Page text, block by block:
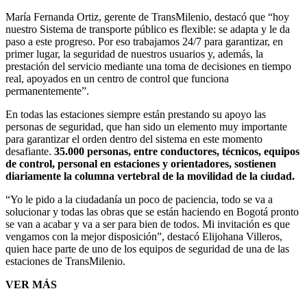
María Fernanda Ortiz, gerente de TransMilenio, destacó que “hoy
nuestro Sistema de transporte público es flexible: se adapta y le da
paso a este progreso. Por eso trabajamos 24/7 para garantizar, en
primer lugar, la seguridad de nuestros usuarios y, además, la
prestación del servicio mediante una toma de decisiones en tiempo
real, apoyados en un centro de control que funciona
permanentemente”.
En todas las estaciones siempre están prestando su apoyo las
personas de seguridad, que han sido un elemento muy importante
para garantizar el orden dentro del sistema en este momento
desafiante. 35.000 personas, entre conductores, técnicos, equipos
de control, personal en estaciones y orientadores, sostienen
diariamente la columna vertebral de la movilidad de la ciudad.
“Yo le pido a la ciudadanía un poco de paciencia, todo se va a
solucionar y todas las obras que se están haciendo en Bogotá pronto
se van a acabar y va a ser para bien de todos. Mi invitación es que
vengamos con la mejor disposición”, destacó Elijohana Villeros,
quien hace parte de uno de los equipos de seguridad de una de las
estaciones de TransMilenio.
VER MÁS